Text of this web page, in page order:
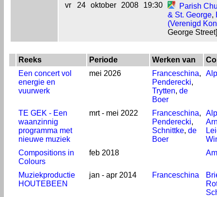
vr
24 oktober 2008 19:30
Parish
& St. George,
(Verenigd
George
Reeks Periode Werken van
Een concert vol
energie en
vuurwerk
mei 2026 Franceschina,
Penderecki,
Trytten, de
Boer
TE GEK - Een
waanzinnig
programma met
nieuwe muziek
mrt - mei 2022 Franceschina,
Penderecki,
Schnittke, de
Boer
Compositions in
Colours
feb 2018
Muziekproductie
HOUTEBEEN
jan - apr 2014 Franceschina